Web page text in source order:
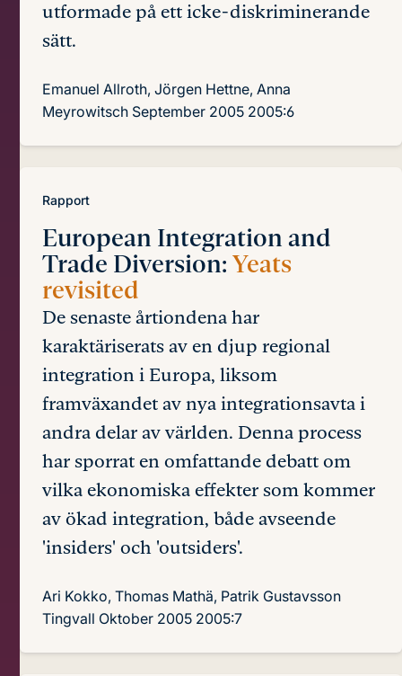
utformade på ett icke-diskriminerande
sätt.
Emanuel Allroth, Jörgen Hettne, Anna
Meyrowitsch September 2005 2005:6
Rapport
European Integration and
Trade Diversion:Yeats
revisited
De senaste årtiondena har
karaktäriserats av en djup regional
integration i Europa, liksom
framväxandet av nya integrationsavta i
andra delar av världen. Denna process
har sporrat en omfattande debatt om
vilka ekonomiska effekter som kommer
av ökad integration, både avseende
'insiders' och 'outsiders'.
Ari Kokko, Thomas Mathä, Patrik Gustavsson
Tingvall Oktober 2005 2005:7